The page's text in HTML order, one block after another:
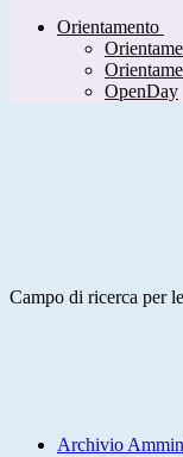
Orientamento
OpenDay
Campo di ricerca per
Archivio